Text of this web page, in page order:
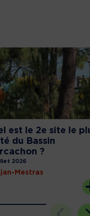
est le 2e site le
du Bassin
?
2026
Mestras